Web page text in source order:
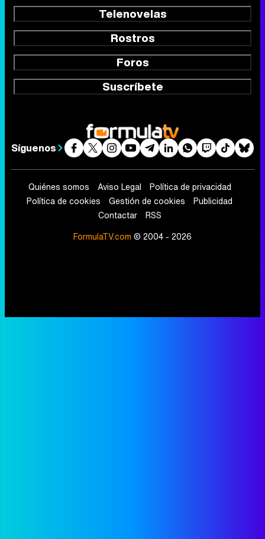
Telenovelas
Rostros
Foros
Suscríbete
Síguenos
Quiénes somos Aviso Legal
Política de privacidad
Política de cookies
Gestión de cookies
Publicidad
Contactar
RSS
FormulaTV.com © 2004 - 2026